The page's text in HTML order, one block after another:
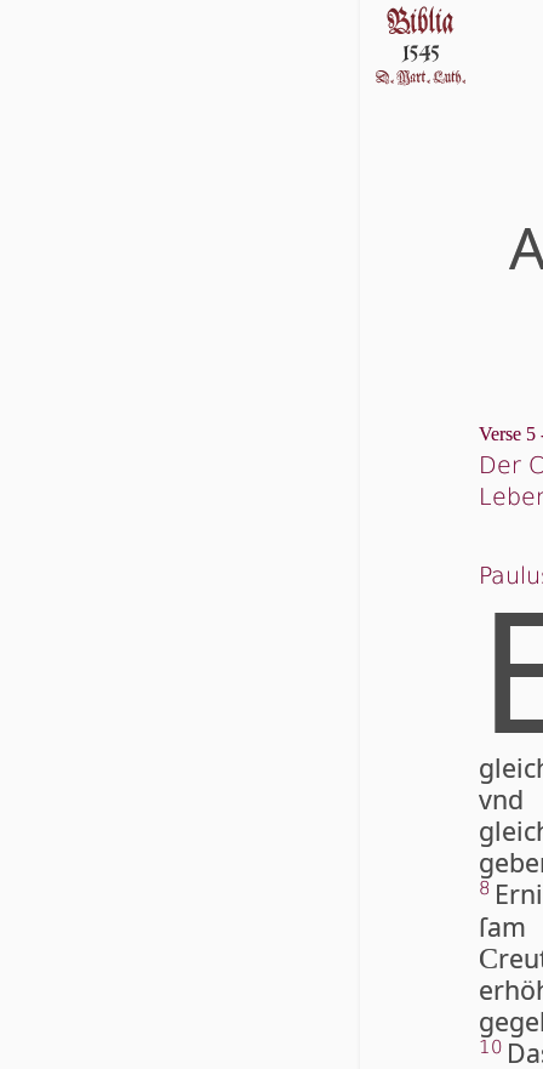
Verse 5
Der
vnd
8
C
10